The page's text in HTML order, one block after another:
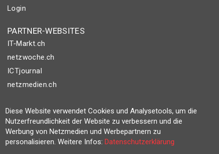
Login
PARTNER-WEBSITES
IT-Markt.ch
netzwoche.ch
ICTjournal
netzmedien.ch
© NETZMEDIEN AG 2026
Impressum
AGB
Nutzungsbestimmungen
Diese Website verwendet Cookies und Analysetools, um die
Nutzerfreundlichkeit der Website zu verbessern und die
Werbung von Netzmedien und Werbepartnern zu
personalisieren. Weitere Infos:Datenschutzerklärung